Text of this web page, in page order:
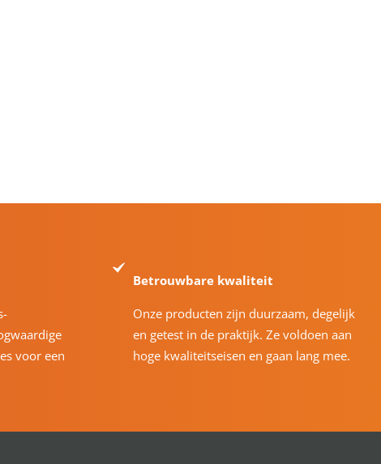
voor een
Betrouwbare kwaliteit
Onze producten zijn duurzaam, degelijk
en getest in de praktijk. Ze voldoen aan
hoge kwaliteitseisen en gaan lang mee.